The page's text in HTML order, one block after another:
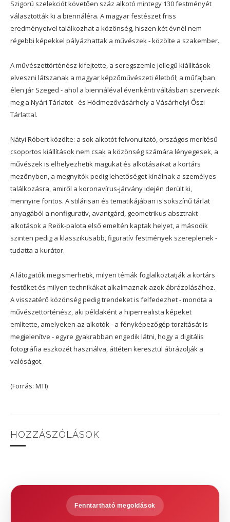
Szigorú szelekciót követően száz alkotó mintegy 130 festményét
választották ki a biennáléra. A magyar festészet friss
eredményeivel találkozhat a közönség, hiszen két évnél nem
régebbi képekkel pályázhattak a művészek - közölte a szakember.
A művészettörténész kifejtette, a seregszemle jellegű kiállítások
elveszni látszanak a magyar képzőművészeti életből; a műfajban
élen jár Szeged - ahol a biennáléval évenkénti váltásban szervezik
meg a Nyári Tárlatot - és Hódmezővásárhely a Vásárhelyi Őszi
Tárlattal.
Nátyi Róbert közölte: a sok alkotót felvonultató, országos merítésű
csoportos kiállítások nem csak a közönség számára lényegesek, a
művészek is elhelyezhetik magukat és alkotásaikat a kortárs
mezőnyben, a megnyitók pedig lehetőséget kínálnak a személyes
találkozásra, amiről a koronavírus-járvány idején derült ki,
mennyire fontos. A stilárisan és tematikájában is sokszínű tárlat
anyagából a nonfiguratív, avantgárd, geometrikus absztrakt
alkotások a Reök-palota első emeltén kaptak helyet, a második
szinten pedig a klasszikusabb, figuratív festmények szereplenek -
tudatta a kurátor.
A látogatók megismerhetik, milyen témák foglalkoztatják a kortárs
festőket és milyen technikákat alkalmaznak azok ábrázolásához.
A visszatérő közönség pedig trendeket is felfedezhet - mondta a
művészettörténész, aki példaként a hiperrealista képeket
említette, amelyeken az alkotók - a fényképezőgép torzítását is
megjelenítve - egyre gyakrabban engedik látni, hogy a digitális
fotográfia eszközét használva, áttéten keresztül ábrázolják a
valóságot.
(Forrás: MTI)
HOZZÁSZÓLÁSOK
Fenntartható megoldások